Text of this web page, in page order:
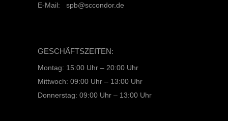
E-Mail: spb@sccondor.de
GESCHÄFTSZEITEN:
Montag: 15:00 Uhr – 20:00 Uhr
Mittwoch: 09:00 Uhr – 13:00 Uhr
Donnerstag: 09:00 Uhr – 13:00 Uhr